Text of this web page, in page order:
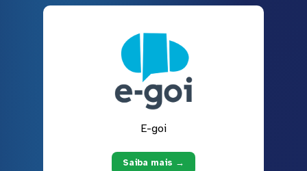
E-goi
Saiba mais →